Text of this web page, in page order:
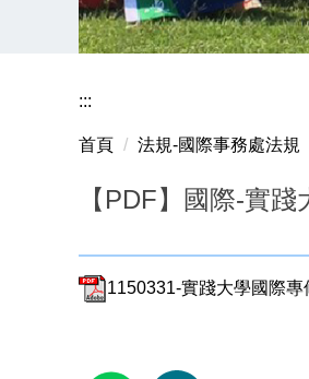
:::
首頁 法規-國際事務處法規
【PDF】國際-實
1150331-實踐大學國際